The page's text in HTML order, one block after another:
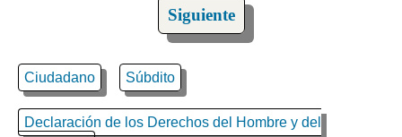
Siguiente
Ciudadano Súbdito
Declaración de los Derechos del Hombre y del